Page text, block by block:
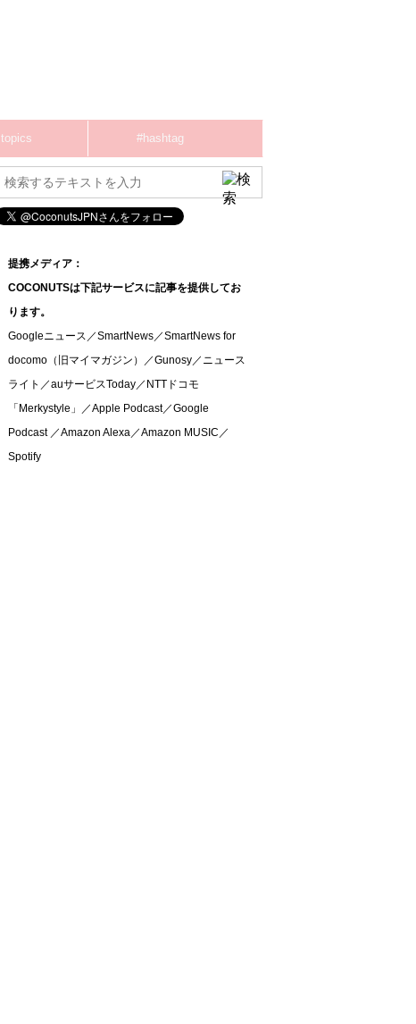
topics #hashtag
提携メディア：
COCONUTSは下記サービスに記事を提供してお
ります。
Googleニュース／SmartNews／SmartNews for
docomo（旧マイマガジン）／Gunosy／ニュース
ライト／auサービスToday／NTTドコモ
「Merkystyle」／Apple Podcast／Google
Podcast ／Amazon Alexa／Amazon MUSIC／
Spotify